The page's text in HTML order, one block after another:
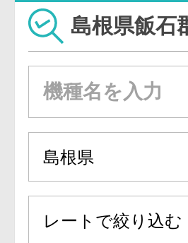
島根県飯石